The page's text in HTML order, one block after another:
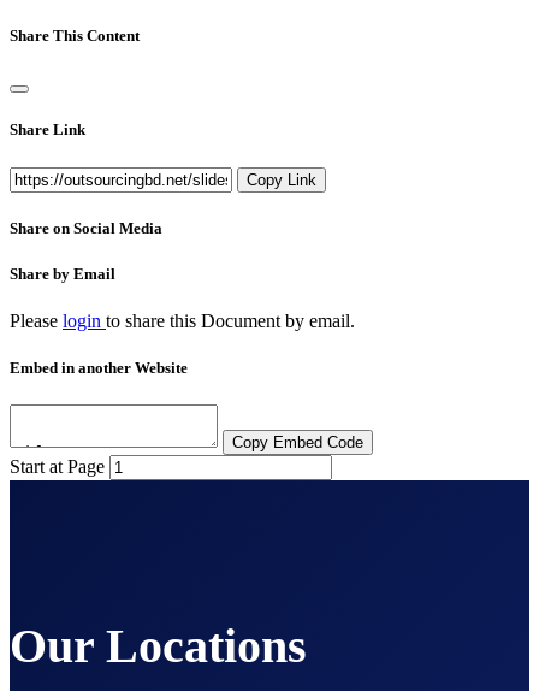
Share This Content
Share Link
Copy Link
Share on Social Media
Share by Email
Please login to share this Document by email.
Embed in another Website
Copy Embed Code
Start at Page
Our Locations